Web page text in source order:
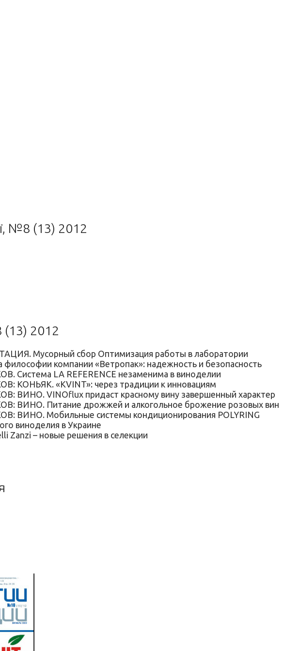
№8 (13) 2012
2012
Мусорный сбор Оптимизация работы в лаборатории
компании «Ветропак»: надежность и безопасность
LA REFERENCE незаменима в виноделии
«KVINT»: через традиции к инновациям
VINOflux придаст красному вину завершенный характер
Питание дрожжей и алкогольное брожение розовых вин
Мобильные системы кондиционирования POLYRING
виноделия в Украине
– новые решения в селекции